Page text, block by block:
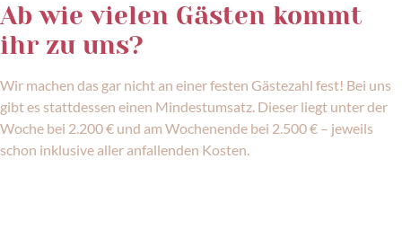
Ab wie vielen Gästen kommt
ihr zu uns?
Wir machen das gar nicht an einer festen Gästezahl fest! Bei uns
gibt es stattdessen einen Mindestumsatz. Dieser liegt unter der
Woche bei 2.200 € und am Wochenende bei 2.500 € – jeweils
schon inklusive aller anfallenden Kosten.